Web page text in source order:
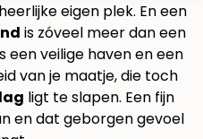
eigen plek. En een
is zóveel meer dan een
een veilige haven en een
van je maatje, die toch
ligt te slapen. Een fijn
en dat geborgen gevoel